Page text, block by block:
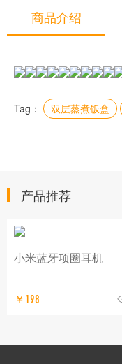
商品介绍
Tag： 双层蒸煮饭盒
产品推荐
小米蓝牙项圈耳机
￥198